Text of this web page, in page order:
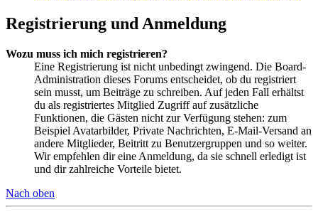
Registrierung und Anmeldung
Wozu muss ich mich registrieren?
Eine Registrierung ist nicht unbedingt zwingend. Die Board-
Administration dieses Forums entscheidet, ob du registriert
sein musst, um Beiträge zu schreiben. Auf jeden Fall erhältst
du als registriertes Mitglied Zugriff auf zusätzliche
Funktionen, die Gästen nicht zur Verfügung stehen: zum
Beispiel Avatarbilder, Private Nachrichten, E-Mail-Versand an
andere Mitglieder, Beitritt zu Benutzergruppen und so weiter.
Wir empfehlen dir eine Anmeldung, da sie schnell erledigt ist
und dir zahlreiche Vorteile bietet.
Nach oben